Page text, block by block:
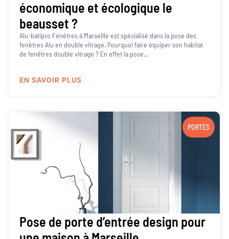
économique et écologique le
beausset ?
Alu-batipro Fenêtres à Marseille est spécialisé dans la pose des
fenêtres Alu en double vitrage. Pourquoi faire équiper son habitat
de fenêtres double vitrage ? En effet la pose...
EN SAVOIR PLUS
PORTES
Pose de porte d’entrée design pour